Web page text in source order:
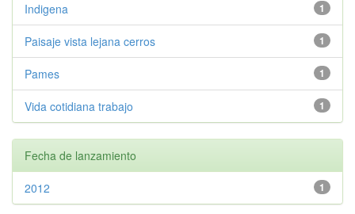
1
Indigena
1
Paisaje vista lejana cerros
1
Pames
1
Vida cotidiana trabajo
Fecha de lanzamiento
1
2012